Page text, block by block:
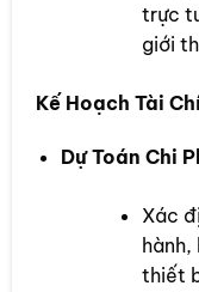
trực
giới
Kế Hoạch Tài
Dự Toán Chi
Xác
thiết